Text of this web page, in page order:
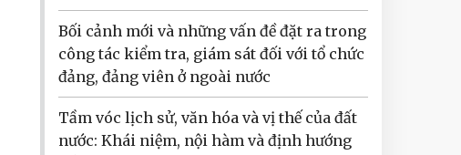
Bối cảnh mới và những vấn đề đặt ra trong
công tác kiểm tra, giám sát đối với tổ chức
đảng, đảng viên ở ngoài nước
Tầm vóc lịch sử, văn hóa và vị thế của đất
nước: Khái niệm, nội hàm và định hướng